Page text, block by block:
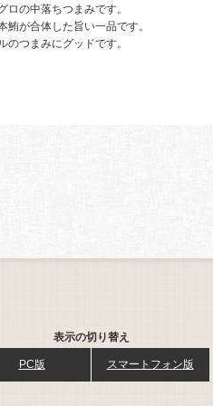
ロの中落ちつまみです。
鮪が合体した旨い一品です。
のつまみにグッドです。
表示の切り替え
PC版 スマートフォン版